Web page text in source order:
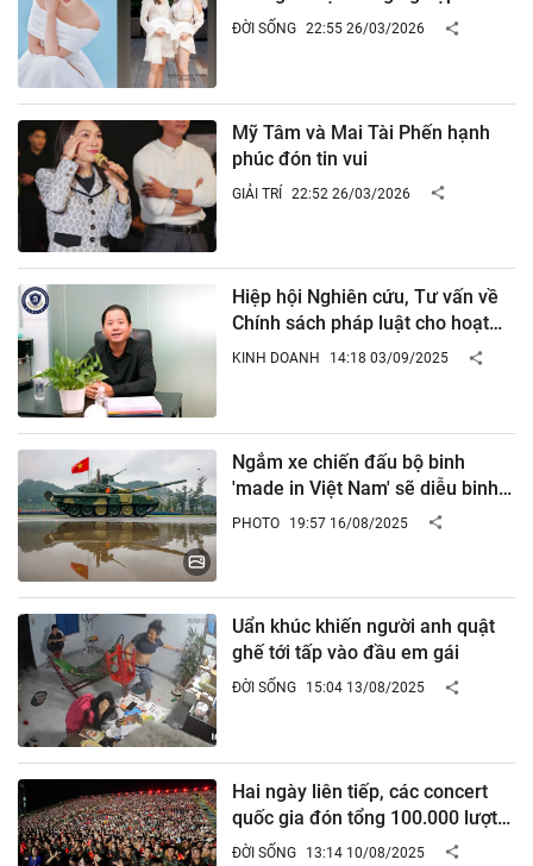
tên
ĐỜI SỐNG 22:55 26/03/2026
Mỹ Tâm và Mai Tài Phến hạnh
phúc đón tin vui
GIẢI TRÍ 22:52 26/03/2026
Hiệp hội Nghiên cứu, Tư vấn về
Chính sách pháp luật cho hoạt
động đầu tư tại Việt Nam
KINH DOANH 14:18 03/09/2025
Ngắm xe chiến đấu bộ binh
'made in Việt Nam' sẽ diễu binh
Quốc khánh 2.9
PHOTO 19:57 16/08/2025
Uẩn khúc khiến người anh quật
ghế tới tấp vào đầu em gái
ĐỜI SỐNG 15:04 13/08/2025
Hai ngày liên tiếp, các concert
quốc gia đón tổng 100.000 lượt
khán giả
ĐỜI SỐNG 13:14 10/08/2025